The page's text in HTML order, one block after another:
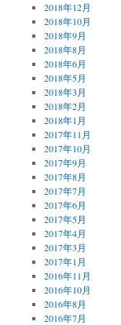
2018年12月
2018年10月
2018年9月
2018年8月
2018年6月
2018年5月
2018年3月
2018年2月
2018年1月
2017年11月
2017年10月
2017年9月
2017年8月
2017年7月
2017年6月
2017年5月
2017年4月
2017年3月
2017年1月
2016年11月
2016年10月
2016年8月
2016年7月